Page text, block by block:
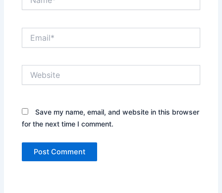
Save my name, email, and website in this browser
for the next time I comment.